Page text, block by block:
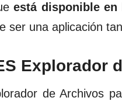
está disponible en
ser una aplicación
Explorador
de Archivos